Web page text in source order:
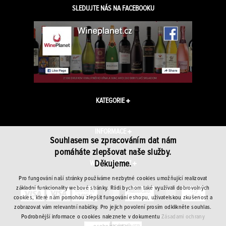
SLEDUJTE NÁS NA FACEBOOKU
KATEGORIE
INFORMACE
WINEPLANET.CZ
Souhlasem se zpracováním dat nám
pomáháte zlepšovat naše služby.
Děkujeme.
Pro fungování naší stránky používáme nezbytné cookies umožňující realizovat
základní funkcionality webové stránky. Rádi bychom také využívali dobrovolných
cookies, které nám pomohou zlepšit fungování eshopu, uživatelskou zkušenost a
zobrazovat vám relevantní nabídky. Pro jejich povolení prosím odklikněte souhlas.
Podrobnější informace o cookies naleznete v dokumentuZásadami ochrany